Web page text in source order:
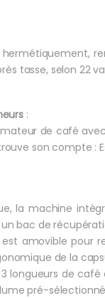
hermétiquement,
tasse, selon 22
:
de café
son compte :
la machine
bac de
est amovible pour
de la
longueurs de
pré-